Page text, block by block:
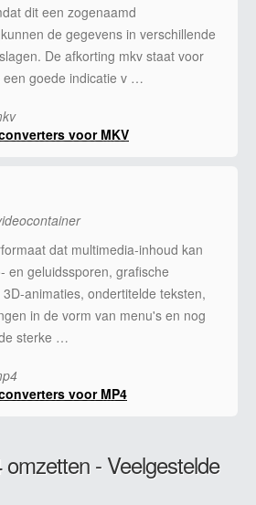
dit een zogenaamd
de gegevens in verschillende
De afkorting mkv staat voor
een goede indicatie v …
voor MKV
dat multimedia-inhoud kan
en geluidssporen, grafische
animaties, ondertitelde teksten,
in de vorm van menu's en nog
sterke …
voor MP4
- Veelgestelde